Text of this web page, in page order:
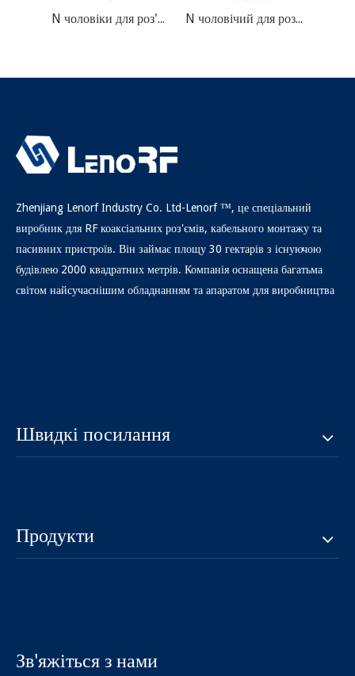
N чоловіки для роз'єму LMR200 RF N чоловічий для роз'єму RG316
Zhenjiang Lenorf Industry Co. Ltd-Lenorf ™, це спеціальний
виробник для RF коаксіальних роз'ємів, кабельного монтажу та
пасивних пристроїв. Він займає площу 30 гектарів з існуючою
будівлею 2000 квадратних метрів. Компанія оснащена багатьма
світом найсучаснішим обладнанням та апаратом для виробництва
Швидкі посилання
Продукти
Зв'яжіться з нами